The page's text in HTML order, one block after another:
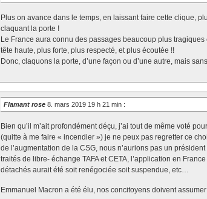
Plus on avance dans le temps, en laissant faire cette clique,
claquant la porte !
Le France aura connu des passages beaucoup plus
tête haute, plus forte, plus respecté, et plus écoutée !!
Donc, claquons la porte, d’une façon ou d’une autre, mais
Flamant rose 8. mars 2019 19 h 21 min :
Bien qu’il m’ait profondément déçu, j’ai tout de même voté
(quitte à me faire « incendier ») je ne peux pas regretter ce
de l’augmentation de la CSG, nous n’aurions pas un
traités de libre- échange TAFA et CETA, l’application en
détachés aurait été soit renégociée soit suspendue, etc…
Emmanuel Macron a été élu, nos concitoyens doivent